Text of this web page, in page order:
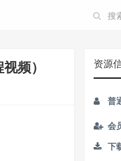
频） 资源
普
会
下